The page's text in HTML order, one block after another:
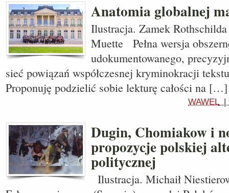
Anatomia globalnej
Ilustracja. Zamek
Muette Pełna wersja
udokumentowanego,
sieć powiązań współczesnej kryminokracji
Proponuję podzielić sobie lekturę całości na […]
WAWEL
Dugin, Chomiakow i
propozycje polskiej
politycznej
Ilustracja. Michaił